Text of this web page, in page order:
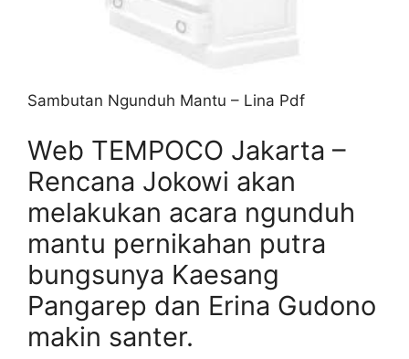
Sambutan Ngunduh Mantu – Lina Pdf
Web TEMPOCO Jakarta –
Rencana Jokowi akan
melakukan acara ngunduh
mantu pernikahan putra
bungsunya Kaesang
Pangarep dan Erina Gudono
makin santer.